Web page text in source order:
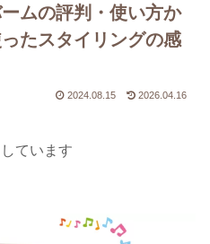
ムの評判・使い方か
たスタイリングの感
2024.08.15 2026.04.16
ています